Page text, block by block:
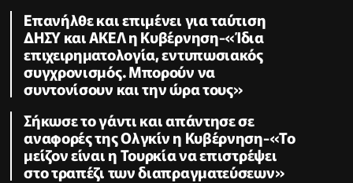
Επανήλθε και επιμένει για ταύτιση
ΔΗΣΥ και ΑΚΕΛ η Κυβέρνηση-«Ίδια
επιχειρηματολογία, εντυπωσιακός
συγχρονισμός. Μπορούν να
συντονίσουν και την ώρα τους»
Σήκωσε το γάντι και απάντησε σε
αναφορές της Ολγκίν η Κυβέρνηση-«Το
μείζον είναι η Τουρκία να επιστρέψει
στο τραπέζι των διαπραγματεύσεων»